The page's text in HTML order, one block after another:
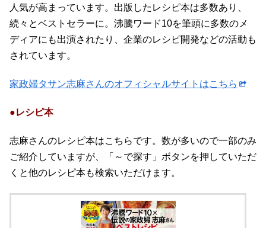
人気が高まっています。出版したレシピ本は多数あり、
続々とベストセラーに。沸騰ワード10を筆頭に多数のメ
ディアにも出演されたり、企業のレシピ開発などの活動も
されています。
家政婦タサン志麻さんのオフィシャルサイトはこちら
●レシピ本
志麻さんのレシピ本はこちらです。数が多いので一部のみ
ご紹介していますが、「～で探す」ボタンを押していただ
くと他のレシピ本も検索いただけます。